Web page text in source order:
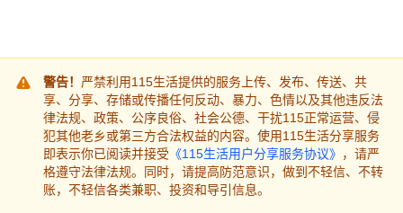
警告！ 严禁利用115生活提供的服务上传、发布、传送、共
享、分享、存储或传播任何反动、暴力、色情以及其他违反法
律法规、政策、公序良俗、社会公德、干扰115正常运营、侵
犯其他老乡或第三方合法权益的内容。使用115生活分享服务
即表示你已阅读并接受 《115生活用户分享服务协议》 ，请严
格遵守法律法规。同时，请提高防范意识，做到不轻信、不转
账，不轻信各类兼职、投资和导引信息。